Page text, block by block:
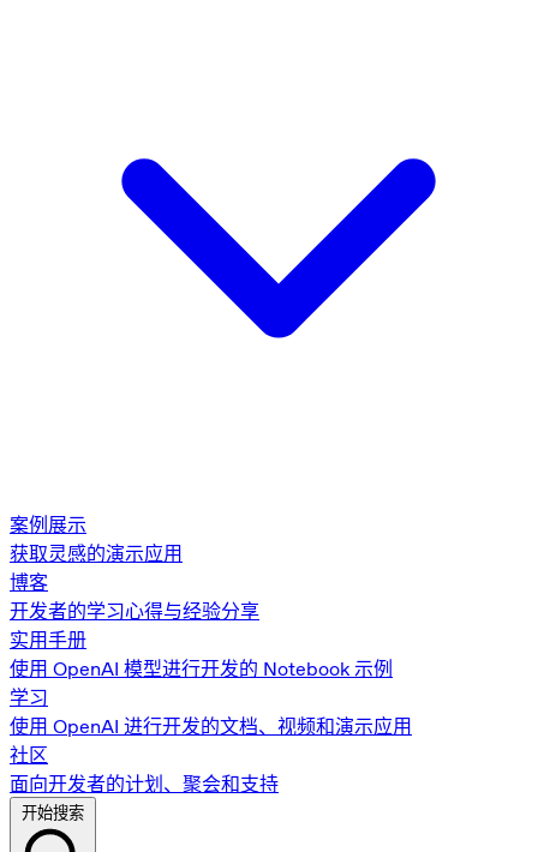
案例展示
获取灵感的演示应用
博客
开发者的学习心得与经验分享
实用手册
使用 OpenAI 模型进行开发的 Notebook 示例
学习
使用 OpenAI 进行开发的文档、视频和演示应用
社区
面向开发者的计划、聚会和支持
开始搜索